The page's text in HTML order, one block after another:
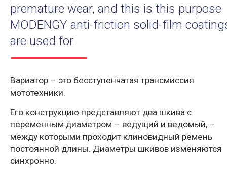
premature wear, and this is this purpose
MODENGY anti-friction solid-film
are used for.
Вариатор – это бесступенчатая трансмиссия
мототехники.
Его конструкцию представляют два шкива с
переменным диаметром – ведущий и ведомый, –
между которыми проходит клиновидный ремень
постоянной длины. Диаметры шкивов изменяются
синхронно.